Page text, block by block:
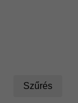
Szűrés